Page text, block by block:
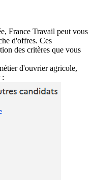
France Travail peut vous
d'offres. Ces
des critères que vous
d'ouvrier agricole,
: